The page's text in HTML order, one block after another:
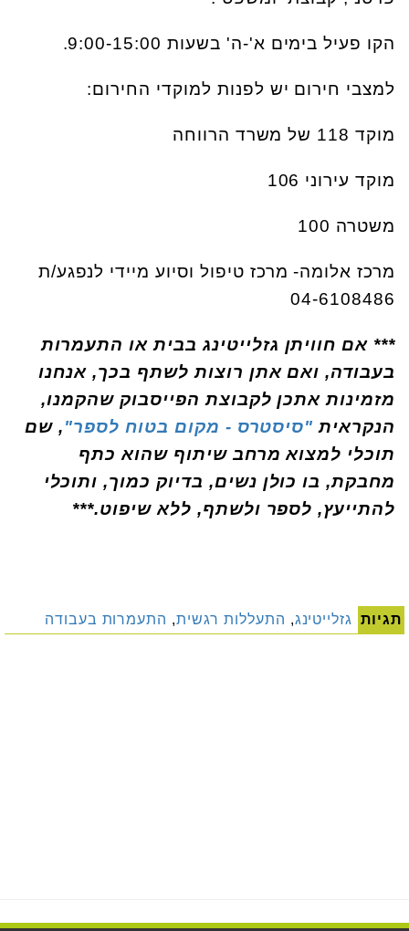
הקו פעיל בימים א'-ה' בשעות 9:00-15:00.
למצבי חירום יש לפנות למוקדי החירום:
מוקד 118 של משרד הרווחה
מוקד עירוני 106
משטרה 100
מרכז אלומה- מרכז טיפול וסיוע מיידי לנפגע/ת
04-6108486
*** אם חוויתן גזלייטינג בבית או התעמרות
בעבודה, ואם אתן רוצות לשתף בכך, אנחנו
מזמינות אתכן לקבוצת הפייסבוק שהקמנו,
הנקראית "סיסטרס - מקום בטוח לספר", שם
תוכלי למצוא מרחב שיתוף שהוא כתף
מחבקת, בו כולן נשים, בדיוק כמוך, ותוכלי
להתייעץ, לספר ולשתף, ללא שיפוט.***
תגיות גזלייטינג, התעללות רגשית, התעמרות בעבודה